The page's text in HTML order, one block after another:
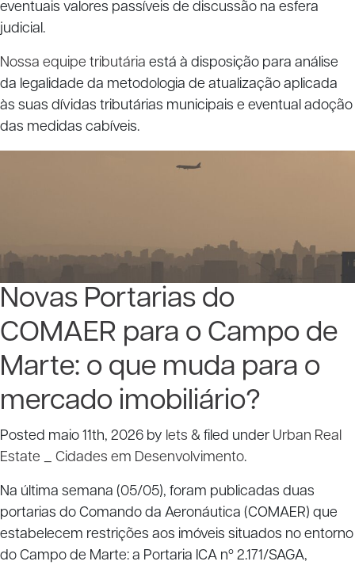
eventuais valores passíveis de discussão na esfera
judicial.
Nossa equipe tributária está à disposição para análise
da legalidade da metodologia de atualização aplicada
às suas dívidas tributárias municipais e eventual adoção
das medidas cabíveis.
Novas Portarias do
COMAER para o Campo de
Marte: o que muda para o
mercado imobiliário?
Posted maio 11th, 2026 by lets & filed under Urban Real
Estate _ Cidades em Desenvolvimento.
Na última semana (05/05), foram publicadas duas
portarias do Comando da Aeronáutica (COMAER) que
estabelecem restrições aos imóveis situados no entorno
do Campo de Marte: a Portaria ICA nº 2.171/SAGA,